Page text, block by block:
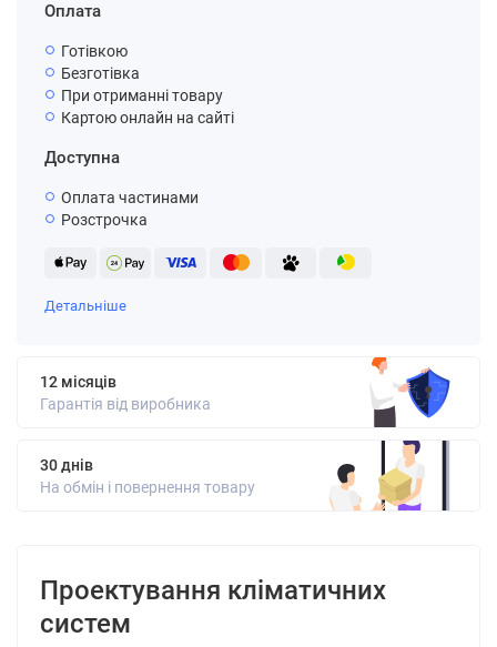
Оплата
Готівкою
Безготівка
При отриманні товару
Картою онлайн на сайті
Доступна
Оплата частинами
Розстрочка
Детальніше
12 місяців
Гарантія від виробника
30 днів
На обмін і повернення товару
Проектування кліматичних
систем